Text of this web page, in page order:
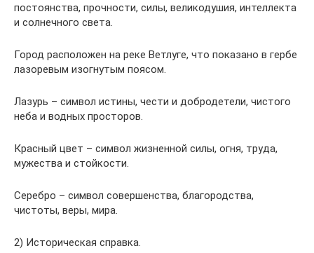
постоянства, прочности, силы, великодушия, интеллекта
и солнечного света.
Город расположен на реке Ветлуге, что показано в гербе
лазоревым изогнутым поясом.
Лазурь – символ истины, чести и добродетели, чистого
неба и водных просторов.
Красный цвет – символ жизненной силы, огня, труда,
мужества и стойкости.
Серебро – символ совершенства, благородства,
чистоты, веры, мира.
2) Историческая справка.